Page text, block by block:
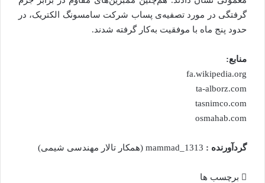
گرفتگی در مورد تصفیه‌ی پساب شرکت سامسونگ الکتریک، در
حدود پنج ماه با موفقیت به‌کار گرفته شدند.
منابع:
fa.wikipedia.org
ta-alborz.com
tasnimco.com
osmahab.com
گردآورنده :
برچسب ها